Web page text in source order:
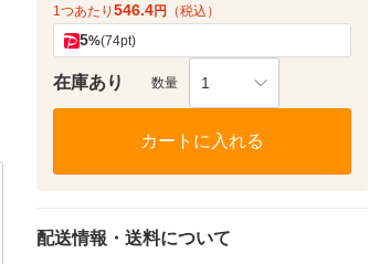
1つあたり 546.4円 （税込）
5%(74pt)
在庫あり 数量 1
カートに入れる
配送情報・送料について